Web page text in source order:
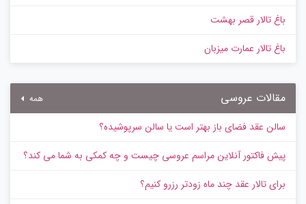
باغ تالار قصر بهشت
باغ تالار عمارت میزبان
مقالات عروسی همه
سالن عقد فضای باز بهتر است یا سالن سرپوشیده؟
پیش‌ فاکتور آنلاین مراسم عروسی چیست و چه کمکی به شما می کند؟
برای تالار عقد چند ماه زودتر رزرو کنیم؟